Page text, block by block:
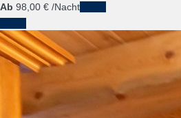
Ab 98, 00 € /Nacht